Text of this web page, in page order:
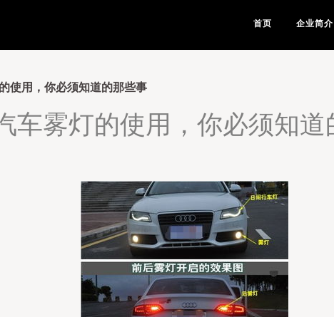
首页 企业简介
使用，你必须知道的那些事
车雾灯的使用，你必须知道